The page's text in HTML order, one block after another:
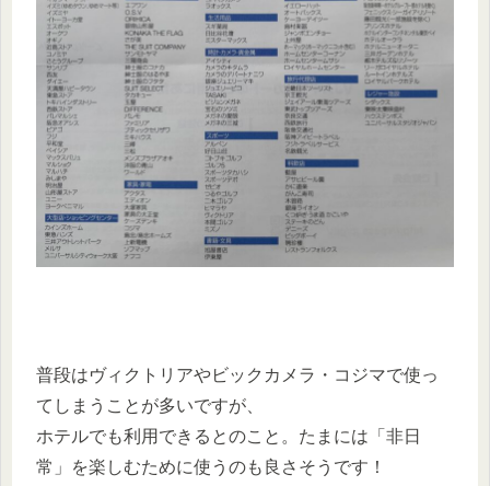
普段はヴィクトリアやビックカメラ・コジマで使っ
てしまうことが多いですが、
ホテルでも利用できるとのこと。たまには「非日
常」を楽しむために使うのも良さそうです！